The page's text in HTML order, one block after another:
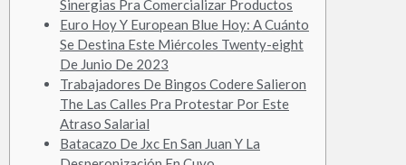
Sinergias Pra Comercializar Productos
Euro Hoy Y European Blue Hoy: A Cuánto
Se Destina Este Miércoles Twenty-eight
De Junio De 2023
Trabajadores De Bingos Codere Salieron
The Las Calles Pra Protestar Por Este
Atraso Salarial
Batacazo De Jxc En San Juan Y La